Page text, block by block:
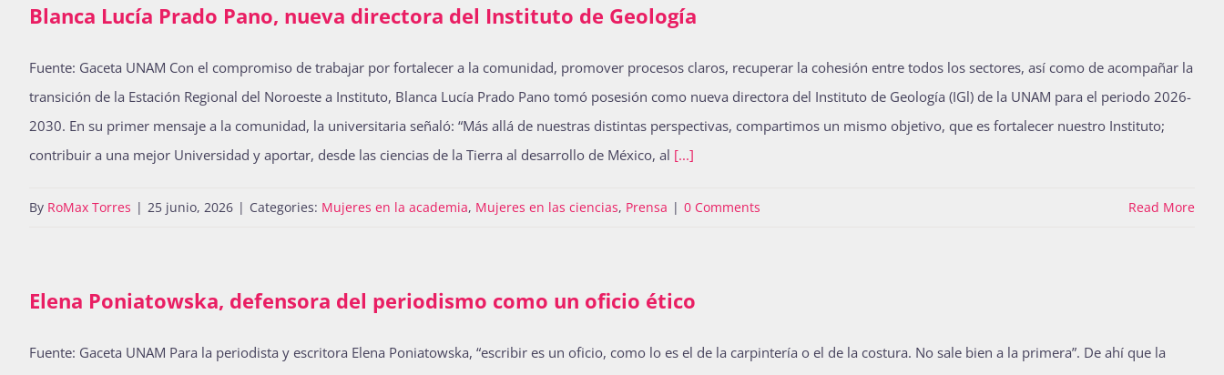
Blanca Lucía Prado Pano, nueva directora del Instituto de Geología
Fuente: Gaceta UNAM Con el compromiso de trabajar por fortalecer a la comunidad, promover procesos claros, recuperar la cohesión entre todos los sectores, así como de acompañar la
transición de la Estación Regional del Noroeste a Instituto, Blanca Lucía Prado Pano tomó posesión como nueva directora del Instituto de Geología (IGl) de la UNAM para el periodo 2026-
2030. En su primer mensaje a la comunidad, la universitaria señaló: “Más allá de nuestras distintas perspectivas, compartimos un mismo objetivo, que es fortalecer nuestro Instituto;
contribuir a una mejor Universidad y aportar, desde las ciencias de la Tierra al desarrollo de México, al [...]
By RoMax Torres | 25 junio, 2026 | Categories: Mujeres en la academia, Mujeres en las ciencias, Prensa | 0 Comments Read More
Elena Poniatowska, defensora del periodismo como un oficio ético
Fuente: Gaceta UNAM Para la periodista y escritora Elena Poniatowska, “escribir es un oficio, como lo es el de la carpintería o el de la costura. No sale bien a la primera”. De ahí que la